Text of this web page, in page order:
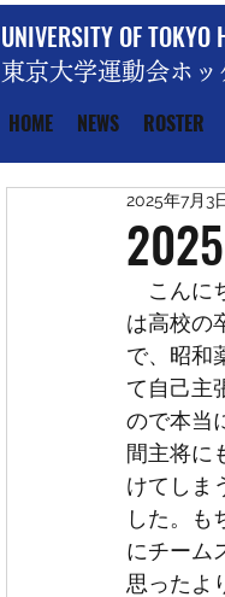
UNIVERSITY OF TOKYO
東京大学運動会ホッ
HOME NEWS ROSTER
2025年7月3
こんに
は高校の
で、昭和
て自己主
ので本当
間主将に
けてしま
した。も
にチーム
思ったよ